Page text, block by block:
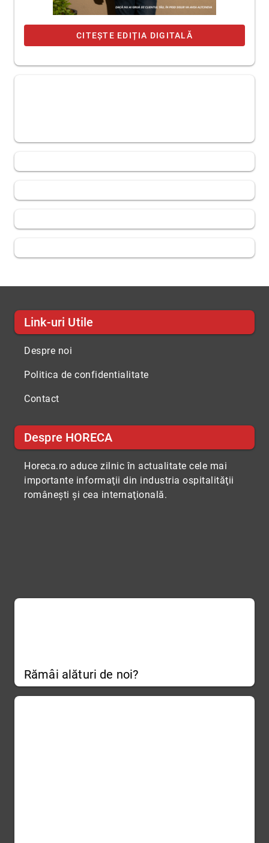
CITEȘTE EDIȚIA DIGITALĂ
Link-uri Utile
Despre noi
Politica de confidentialitate
Contact
Despre HORECA
Horeca.ro aduce zilnic în actualitate cele mai
importante informaţii din industria ospitalităţii
româneşti şi cea internaţională.
Rămâi alături de noi?